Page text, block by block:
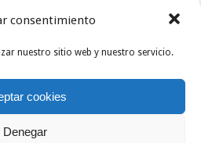
consentimiento
nuestro sitio web y nuestro servicio.
cookies
Denegar
más de 3 minutos
-Competiciones-am Samstag,